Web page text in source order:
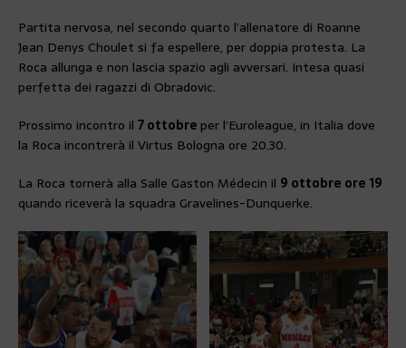
Partita nervosa, nel secondo quarto l’allenatore di Roanne
Jean Denys Choulet si fa espellere, per doppia protesta. La
Roca allunga e non lascia spazio agli avversari. Intesa quasi
perfetta dei ragazzi di Obradovic.
Prossimo incontro il 7 ottobre per l’Euroleague, in Italia dove
la Roca incontrerà il Virtus Bologna ore 20.30.
La Roca tornerà alla Salle Gaston Médecin il 9 ottobre ore 19
quando riceverà la squadra Gravelines-Dunquerke.